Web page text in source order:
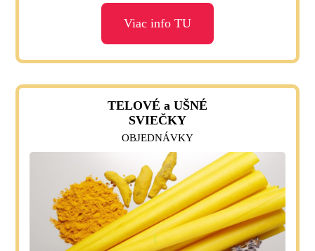
Viac info TU
TELOVÉ a UŠNÉ
SVIEČKY
OBJEDNÁVKY